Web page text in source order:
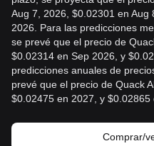
Aug 7, 2026, $0.02301 en Aug
2026. Para las predicciones
se prevé que el precio de
$0.02314 en Sep 2026, y
predicciones anuales de
prevé que el precio de Quack
$0.02475 en 2027, y $0.02865
Comprar/